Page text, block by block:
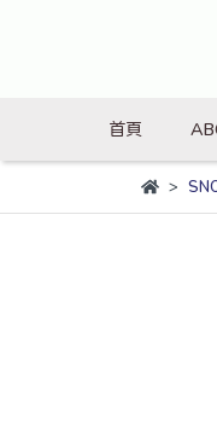
首頁